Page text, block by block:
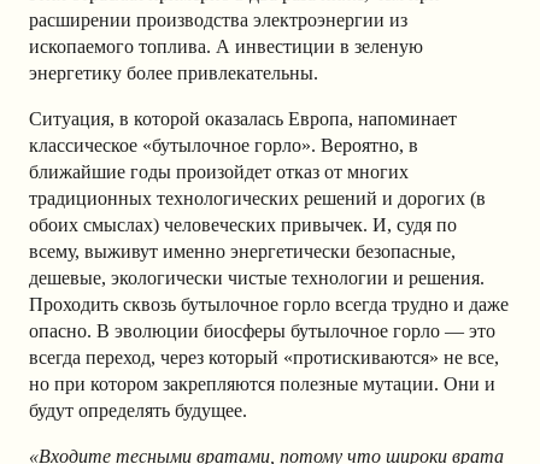
расширении производства электроэнергии из
ископаемого топлива. А инвестиции в зеленую
энергетику более привлекательны.
Ситуация, в которой оказалась Европа, напоминает
классическое «бутылочное горло». Вероятно, в
ближайшие годы произойдет отказ от многих
традиционных технологических решений и дорогих (в
обоих смыслах) человеческих привычек. И, судя по
всему, выживут именно энергетически безопасные,
дешевые, экологически чистые технологии и решения.
Проходить сквозь бутылочное горло всегда трудно и даже
опасно. В эволюции биосферы бутылочное горло — это
всегда переход, через который «протискиваются» не все,
но при котором закрепляются полезные мутации. Они и
будут определять будущее.
«Входите тесными вратами, потому что широки врата